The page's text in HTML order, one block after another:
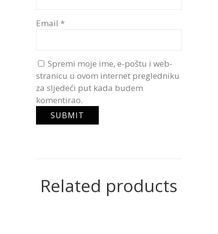
Email *
Spremi moje ime, e-poštu i web-
stranicu u ovom internet pregledniku
za sljedeći put kada budem
komentirao.
Related products